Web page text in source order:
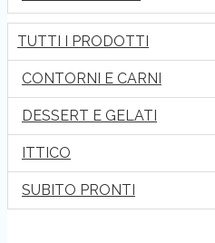
TUTTI I PRODOTTI
CONTORNI E CARNI
DESSERT E GELATI
ITTICO
SUBITO PRONTI